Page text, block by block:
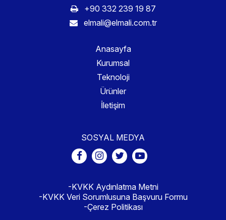
+90 332 239 19 87
elmali@elmali.com.tr
Anasayfa
Kurumsal
Teknoloji
Ürünler
İletişim
SOSYAL MEDYA
-KVKK Aydınlatma Metni
-KVKK Veri Sorumlusuna Başvuru Formu
-Çerez Politikası